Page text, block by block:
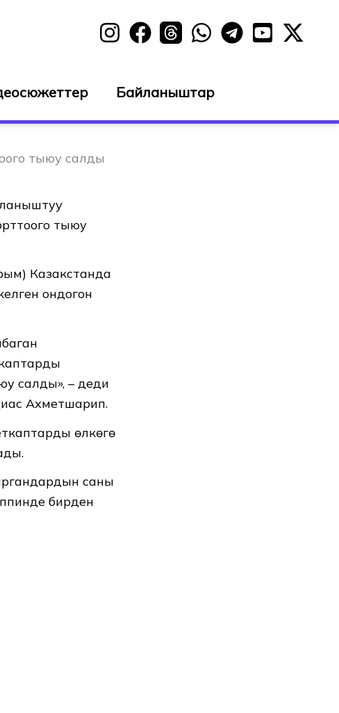
Байланыштар
тыюу салды
тыюу
Казакстанда
ондогон
салды», – деди
Ахметшарип.
өлкөгө
саны
бирден